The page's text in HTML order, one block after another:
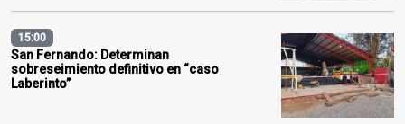
15:00
San Fernando: Determinan
sobreseimiento definitivo en “caso
Laberinto”